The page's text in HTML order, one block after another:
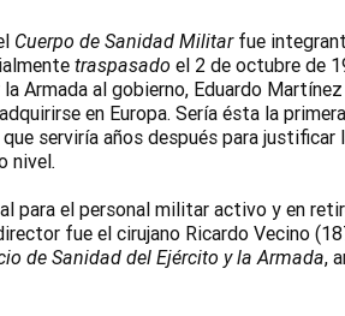
Cuerpo de Sanidad Militar fue
traspasado el 2 de octubre de
Armada al gobierno, Eduardo
en Europa. Sería ésta la
serviría años después para justificar
nivel.
para el personal militar activo y en
fue el cirujano Ricardo Vecino
de Sanidad del Ejército y la Armada,